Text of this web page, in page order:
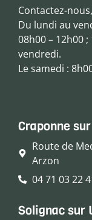
Contactez-
Du lundi au
08h00 – 12h00
vendredi.
Le samedi :
Craponne
Route de
Arzon
04 71 03 22
Solignac sur